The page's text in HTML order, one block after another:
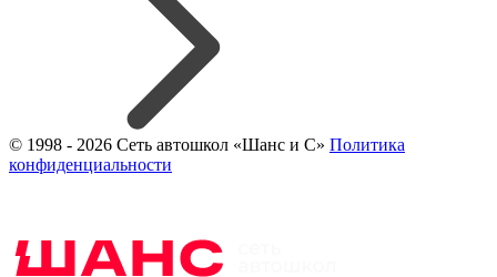
© 1998 - 2026 Сеть автошкол «Шанс и С» Политика
конфиденциальности